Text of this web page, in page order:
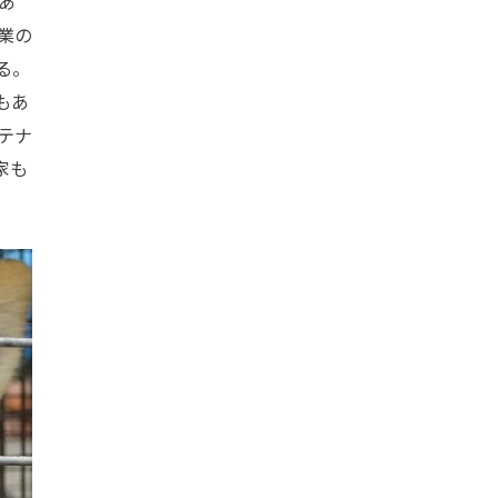
の
あ
ナ
も